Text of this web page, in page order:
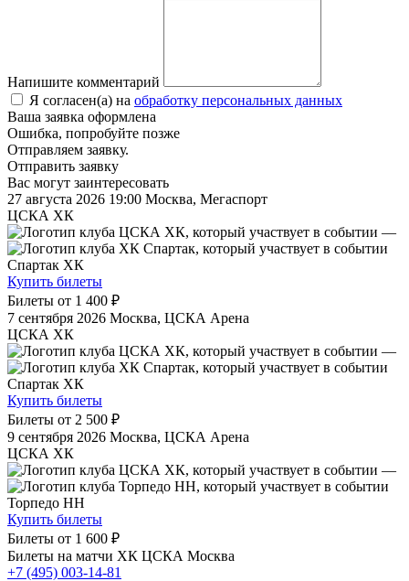
Напишите комментарий
Я согласен(а) на обработку персональных данных
Ваша заявка оформлена
Ошибка, попробуйте позже
Отправляем заявку.
Отправить заявку
Вас могут заинтересовать
27 августа 2026 19:00 Москва, Мегаспорт
ЦСКА ХК
—
Спартак ХК
Купить билеты
Билеты от 1 400 ₽
7 сентября 2026 Москва, ЦСКА Арена
ЦСКА ХК
—
Спартак ХК
Купить билеты
Билеты от 2 500 ₽
9 сентября 2026 Москва, ЦСКА Арена
ЦСКА ХК
—
Торпедо НН
Купить билеты
Билеты от 1 600 ₽
Билеты на матчи ХК ЦСКА Москва
+7 (495) 003-14-81